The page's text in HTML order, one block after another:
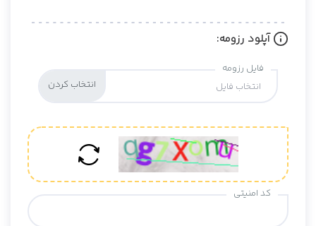
آپلود رزومه:
فایل رزومه
انتخاب فایل
کد امنیتی